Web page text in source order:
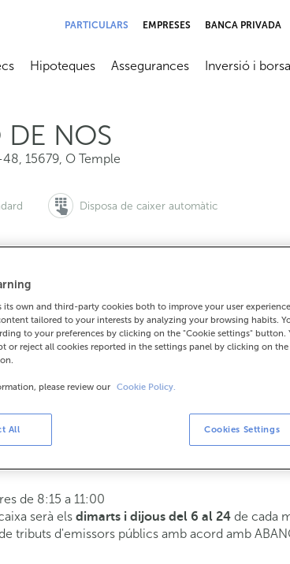
PARTICULARS EMPRESES BANCA PRIVADA
Abrir submenú
Hipoteques
Abrir submenú
Assegurances
Abrir submenú
Inversió i borsa
DE NOS
48, 15679, O Temple
Disposa de caixer automàtic
demanar cita:
815 200 981660161
a 14:00.
el dia i hora que triïs.
de 8:15 a 11:00
serà els dimarts i dijous del 6 al 24 de cada
tributs d'emissors públics amb acord amb
its own and third-party cookies both to improve your user
tailored to your interests by analyzing your browsing habits.
to your preferences by clicking on the "Cookie settings" button.
or reject all cookies reported in the settings panel by clicking on the
please review our Cookie Policy.
All Cookies Settings